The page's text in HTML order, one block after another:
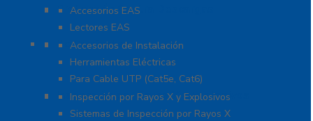
Protección Contra Descargas
Accesorios EAS
Lectores EAS
Herramientas
Accesorios de Instalación
Herramientas Eléctricas
Para Cable UTP (Cat5e, Cat6)
Inspección por Rayos X y Explosivos
Inspección por Rayos X y Explosivos
Sistemas de Inspección por Rayos X